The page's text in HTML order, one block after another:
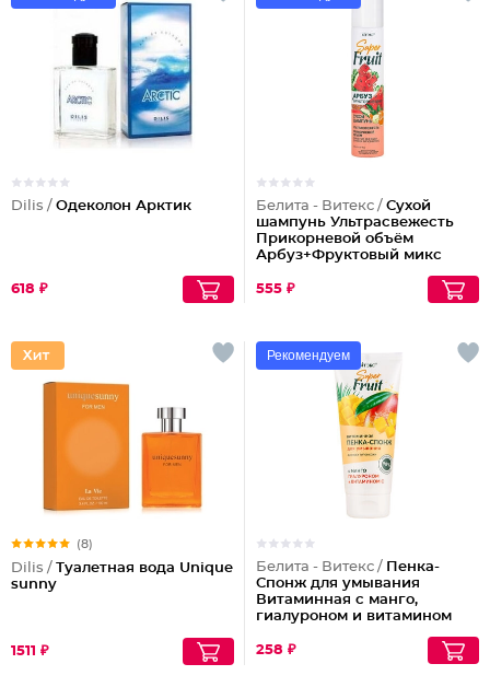
Dilis / Одеколон Арктик
618 ₽
Белита - Витекс / Сухой
шампунь Ультрасвежесть
Прикорневой объём
Арбуз+Фруктовый микс
555 ₽
(8)
Dilis / Туалетная вода Unique
sunny
1511 ₽
Рекомендуем
Белита - Витекс / Пенка-
Спонж для умывания
Витаминная с манго,
гиалуроном и витамином
258 ₽